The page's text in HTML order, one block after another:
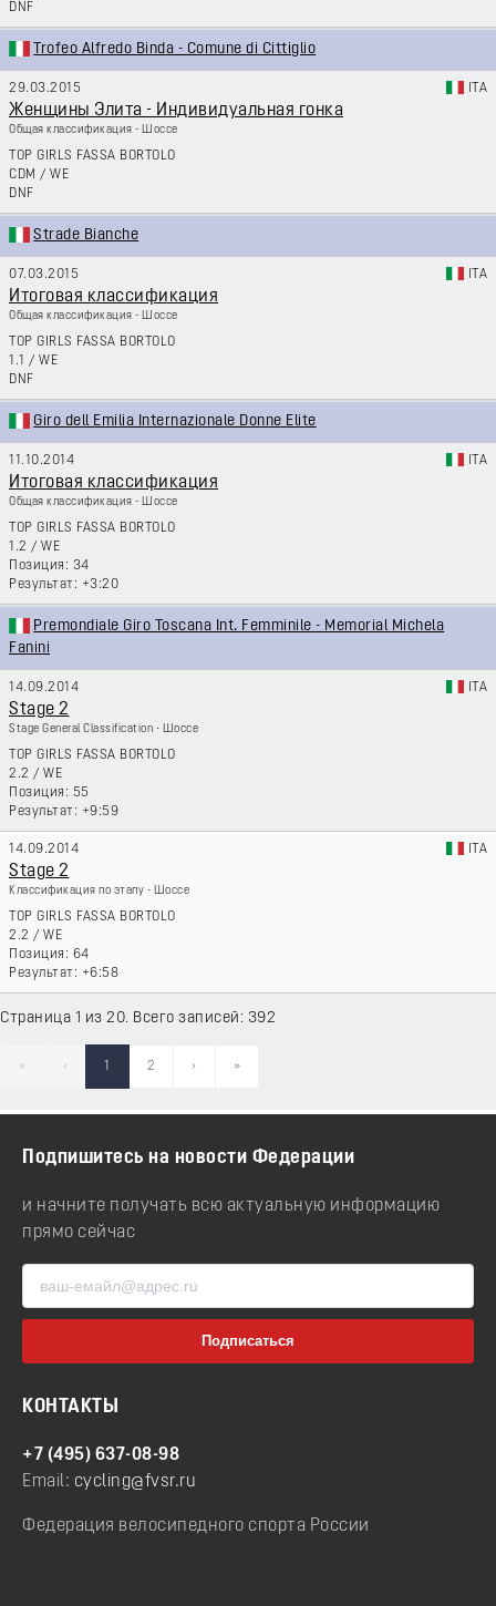
DNF
Trofeo Alfredo Binda - Comune di Cittiglio
29.03.2015 ITA
Женщины Элита - Индивидуальная гонка
Общая классификация - Шоссе
TOP GIRLS FASSA BORTOLO
CDM / WE
DNF
Strade Bianche
07.03.2015 ITA
Итоговая классификация
Общая классификация - Шоссе
TOP GIRLS FASSA BORTOLO
1.1 / WE
DNF
Giro dell Emilia Internazionale Donne Elite
11.10.2014 ITA
Итоговая классификация
Общая классификация - Шоссе
TOP GIRLS FASSA BORTOLO
1.2 / WE
34
+3:20
Premondiale Giro Toscana Int. Femminile - Memorial Michela
Fanini
14.09.2014 ITA
Stage 2
Stage General Classification - Шоссе
TOP GIRLS FASSA BORTOLO
2.2 / WE
55
+9:59
14.09.2014 ITA
Stage 2
Классификация по этапу - Шоссе
TOP GIRLS FASSA BORTOLO
2.2 / WE
64
+6:58
Страница 1 из 20. Всего записей: 392
« ‹ 1 2 › »
Подпишитесь на новости Федерации
и начните получать всю актуальную информацию
прямо сейчас
КОНТАКТЫ
+7 (495) 637-08-98
Email: cycling@fvsr.ru
Федерация велосипедного спорта России